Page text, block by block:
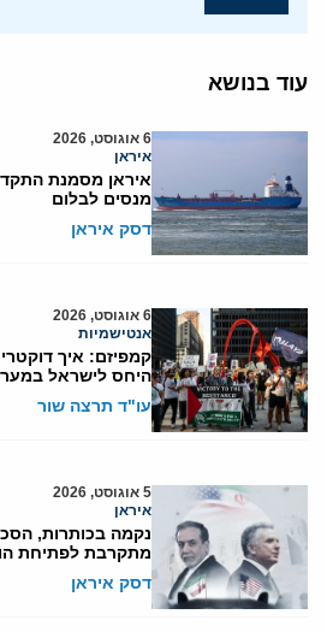
עוד בנושא
6 אוגוסט, 2026
איראן
איראן מסמנת
מנסים לבלום
דסק איראן
6 אוגוסט, 2026
אנטישמיות
קמפיזם: איך
היחס לישראל
עו"ד תרצה שור
5 אוגוסט, 2026
איראן
נקמה בכותרות,
מתקרבת לפתיחת
דסק איראן